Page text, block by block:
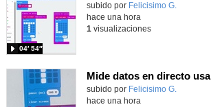
Contenido educativo.
subido por Felicisimo G.
04′ 54″
hace una hora
1 visualizaciones
Contenido educativo.
subido por Felicisimo G.
hace una hora